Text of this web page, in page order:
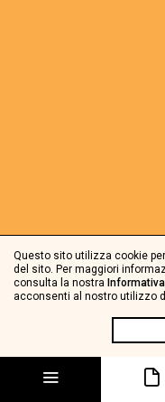
Questo sito utilizza cookie
del sito. Per maggiori
consulta la nostra
acconsenti al nostro utilizzo